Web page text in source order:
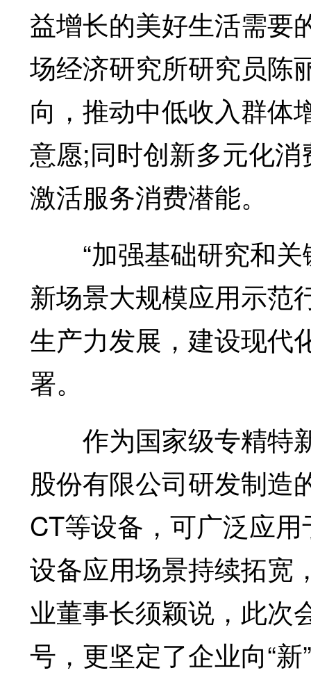
益增长的美好生活需要
场经济研究所研究员陈
向，推动中低收入群体
意愿;同时创新多元化
激活服务消费潜能。
“加强基础研究和关
新场景大规模应用示
生产力发展，建设现代
署。
作为国家级专精特新
股份有限公司研发制造
CT等设备，可广泛应
设备应用场景持续拓宽
业董事长须颖说，此次
号，更坚定了企业向“